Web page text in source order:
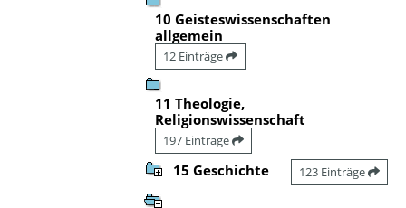
10 Geisteswissenschaften
allgemein
12 Einträge
11 Theologie,
Religionswissenschaft
197 Einträge
15 Geschichte 123 Einträge